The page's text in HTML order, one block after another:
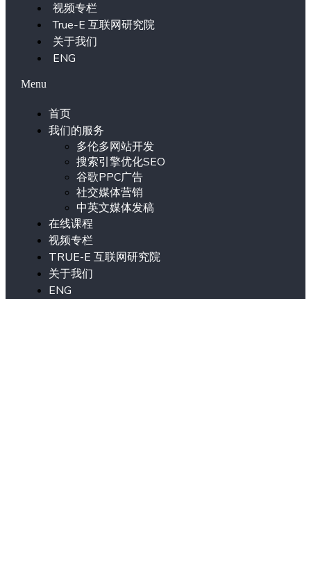
视频专栏
True-E 互联网研究院
关于我们
ENG
Menu
首页
我们的服务
多伦多网站开发
搜索引擎优化SEO
谷歌PPC广告
社交媒体营销
中英文媒体发稿
在线课程
视频专栏
TRUE-E 互联网研究院
关于我们
ENG